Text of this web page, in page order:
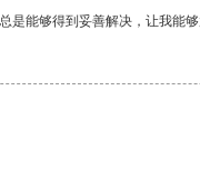
能够得到妥善解决，让我能够